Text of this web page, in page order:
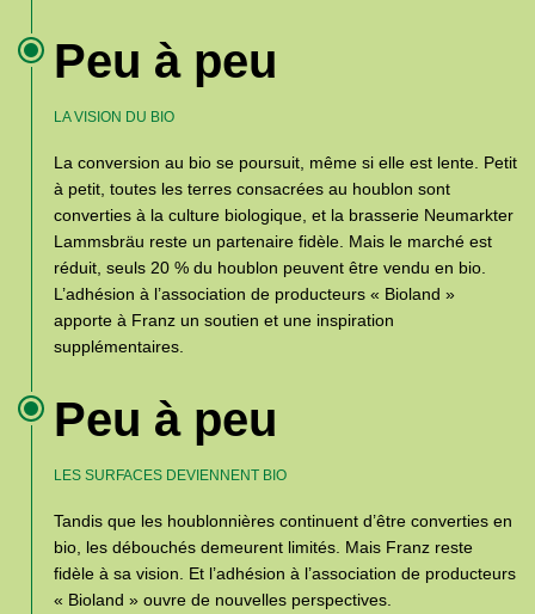
Peu à peu
LA VISION DU BIO
La conversion au bio se poursuit, même si elle est lente. Petit
à petit, toutes les terres consacrées au houblon sont
converties à la culture biologique, et la brasserie Neumarkter
Lammsbräu reste un partenaire fidèle. Mais le marché est
réduit, seuls 20 % du houblon peuvent être vendu en bio.
L’adhésion à l’association de producteurs « Bioland »
apporte à Franz un soutien et une inspiration
supplémentaires.
Peu à peu
LES SURFACES DEVIENNENT BIO
Tandis que les houblonnières continuent d’être converties en
bio, les débouchés demeurent limités. Mais Franz reste
fidèle à sa vision. Et l’adhésion à l’association de producteurs
« Bioland » ouvre de nouvelles perspectives.